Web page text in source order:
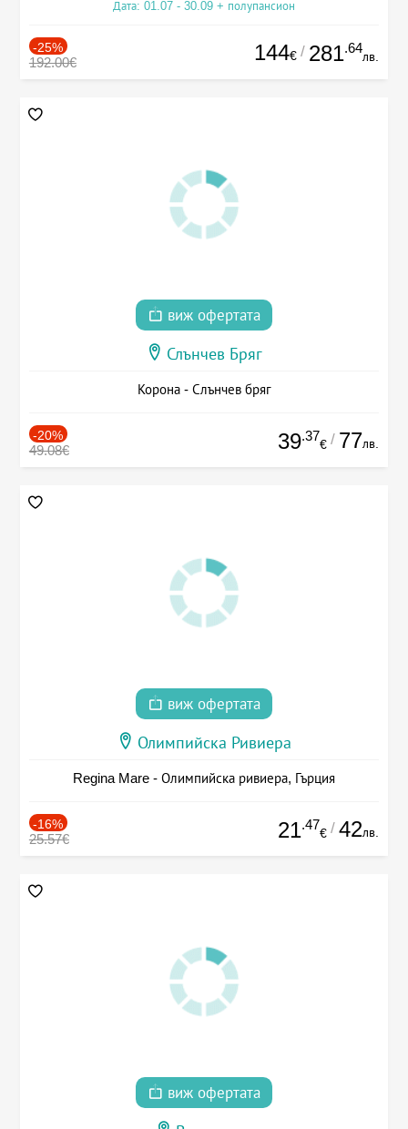
Дата: 01.07 - 30.09 + полупансион
-25%
192.00€ 144€ / 281.64
лв.
виж офертата
Слънчев Бряг
Корона - Слънчев бряг
-20%
49.08€ 39.37
€ / 77лв.
виж офертата
Олимпийска Ривиера
Regina Mare - Олимпийска ривиера, Гърция
-16%
25.57€ 21.47
€ / 42лв.
виж офертата